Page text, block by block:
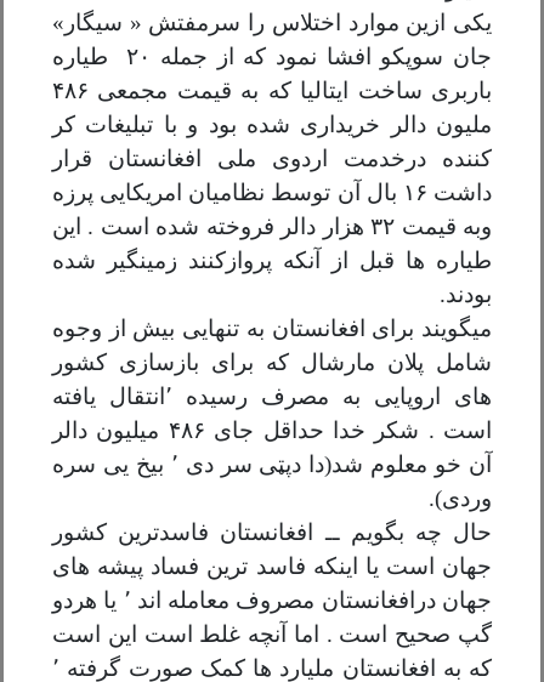
یکی ازین موارد اختلاس را سرمفتش » سیگار»
جان سوپکو افشا نمود که از جمله ۲۰ طیاره
باربری ساخت ایتالیا که به قیمت مجمعی ۴۸۶
ملیون دالر خریداری شده بود و با تبلیغات کر
کننده در خدمت اردوی ملی افغانستان قرار
داشت ۱۶ بال آن توسط نظامیان امریکایی پرزه
وبه قیمت ۳۲ هزار دالر فروخته شده است . این
طیاره ها قبل از آنکه پرواز کنند زمینگیر شده
بودند.
میگویند برای افغانستان به تنهایی بیش از وجوه
شامل پلان مارشال که برای بازسازی کشور
های اروپایی به مصرف رسیده ٬
انتقال یافته
است . شکر خدا حداقل جای ۴۸۶ میلیون دالر
آن خو معلوم شد(
دا دپټی سر دی ٬ بیخ یی سره
وردی).
حال چه بگویم ــ افغانستان فاسدترین کشور
جهان است یا اینکه فاسد ترین فساد پیشه های
جهان در
افغانستان مصروف معامله اند ٬ یا هردو
گپ صحیح است . اما آنچه غلط است این است
که به افغانستان ملیارد ها کمک صورت گرفته ٬